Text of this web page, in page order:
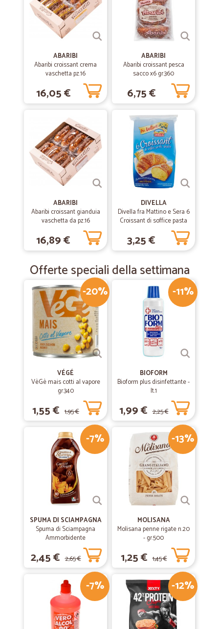
ABARIBI
Abaribi croissant crema
vaschetta pz.16
16,05 €
ABARIBI
Abaribi croissant pesca
sacco x6 gr.360
6,75 €
ABARIBI
Abaribi croissant gianduia
vaschetta da pz.16
16,89 €
DIVELLA
Divella fra Mattino e Sera 6
Croissant di soffice pasta
sfoglia 240 gr.
3,25 €
Offerte speciali della settimana
-20%
VÉGÉ
VèGè mais cotti al vapore
gr.340
1,55 € 1,95 €
-11%
BIOFORM
Bioform plus disinfettante -
lt.1
1,99 € 2,25 €
-7%
SPUMA DI SCIAMPAGNA
Spuma di Sciampagna
Ammorbidente
Concentrato Carezza
d'Argan 600 ml
2,45 € 2,65 €
-13%
MOLISANA
Molisana penne rigate n.20
- gr.500
1,25 € 1,45 €
-7% -12%